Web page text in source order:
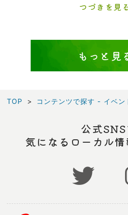
つづきを見
もっと見
TOP コンテンツで探す - イベン
公式SNS
気になるローカル